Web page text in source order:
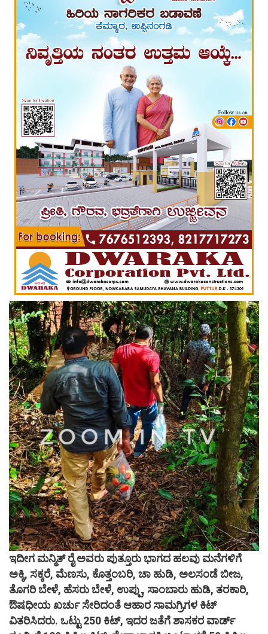
ಇದೀಗ ಮನ್ಮಿತ್ ರೈ ಅವರು ಪುತ್ತೂರು ಭಾಗದ ಹಲವು ಮನೆಗಳಿಗೆ
ಅಕ್ಕಿ, ಸಕ್ಕರೆ, ಮೆಣಸು, ಕೊತ್ತಂಬರಿ, ಚಾ ಹುಡಿ, ಅಲಸಂಡೆ ಬೀಜ,
ತೊಗರಿ ಬೇಳೆ, ಹೆಸರು ಬೇಳೆ, ಉಪ್ಪು, ಸಾಂಬಾರು ಹುಡಿ, ತರಕಾರಿ,
ಔಷಧೀಯ ಖರ್ಚು ಸೇರಿದಂತೆ ಆಹಾರ ಸಾಮಗ್ರಿಗಳ ಕಿಟ್
ವಿತರಿಸಿದರು. ಒಟ್ಟು 250 ಕಿಟ್, ಇದರ ಜತೆಗೆ ಶಾಸಕರ ವಾರ್ಡ್